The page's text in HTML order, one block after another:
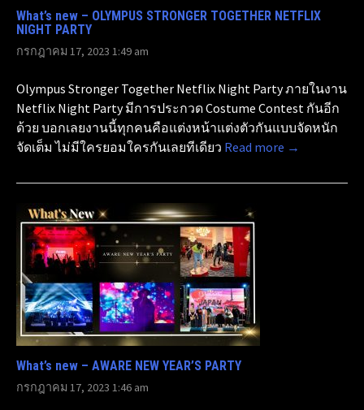
What’s new – OLYMPUS STRONGER TOGETHER NETFLIX
NIGHT PARTY
กรกฎาคม 17, 2023 1:49 am
Olympus Stronger Together Netflix Night Party ภายในงาน
Netflix Night Party มีการประกวด Costume Contest กันอีก
ด้วย บอกเลยงานนี้ทุกคนคือแต่งหน้าแต่งตัวกันแบบจัดหนัก
จัดเต็ม ไม่มีใครยอมใครกันเลยทีเดียว Read more →
What’s new – AWARE NEW YEAR’S PARTY
กรกฎาคม 17, 2023 1:46 am